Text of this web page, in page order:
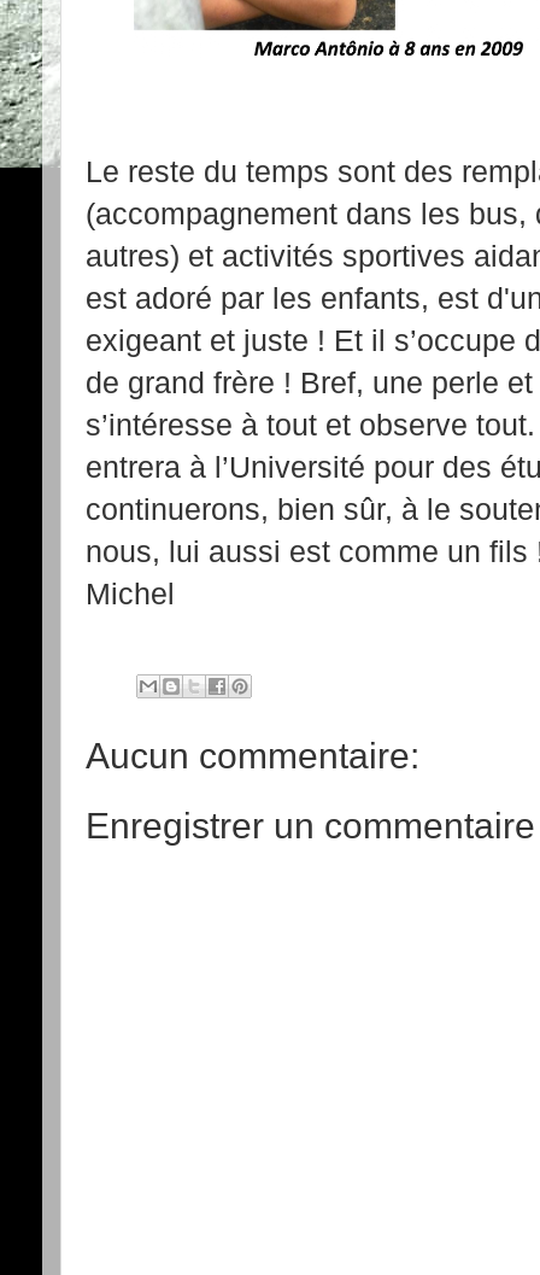
Le reste du temps sont des
(accompagnement dans les
autres) et activités sportives
est adoré par les enfants, est
exigeant et juste ! Et il s’occupe
de grand frère ! Bref, une perle
s’intéresse à tout et observe
entrera à l’Université pour des
continuerons, bien sûr, à le
nous, lui aussi est comme un fils
Michel
Aucun commentaire:
Enregistrer un commentaire